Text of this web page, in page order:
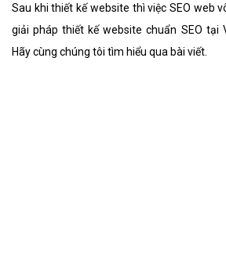
Sau khi thiết kế website thì việc SEO web
giải pháp thiết kế website chuẩn SEO tại
Hãy cùng chúng tôi tìm hiểu qua bài viết.